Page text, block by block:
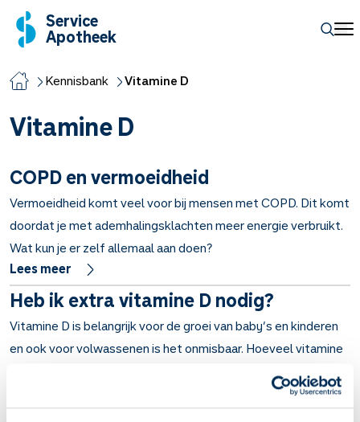
Service
Apotheek
Kennisbank Vitamine D
Vitamine D
COPD en vermoeidheid
Vermoeidheid komt veel voor bij mensen met COPD. Dit komt
doordat je met ademhalingsklachten meer energie verbruikt.
Wat kun je er zelf allemaal aan doen?
Lees meer
Heb ik extra vitamine D nodig?
Vitamine D is belangrijk voor de groei van baby’s en kinderen
en ook voor volwassenen is het onmisbaar. Hoeveel vitamine
huidskleur en de blootstelling aan de zon. Wie heeft er extra